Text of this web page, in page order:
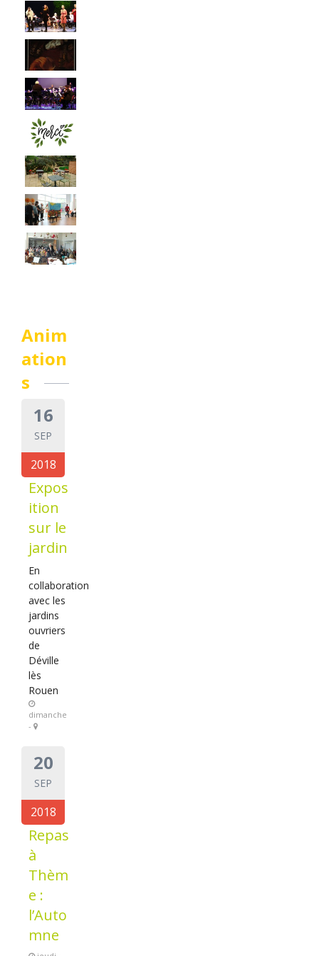
Anim
ation
s
16
SEP
2018
Expos
ition
sur le
jardin
En
collaboration
avec les
jardins
ouvriers
de
Déville
lès
Rouen
dimanche
-
20
SEP
2018
Repas
à
Thèm
e :
l’Auto
mne